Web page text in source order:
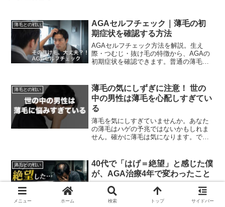
薄毛との戦い
AGAセルフチェック｜薄毛の初
期症状を確認する方法
AGAセルフチェック方法を解説。生え
際・つむじ・抜け毛の特徴から、AGAの
初期症状を確認できます。普通の薄毛と
薄毛との戦い
薄毛の気にしずぎに注意！ 世の
中の男性は薄毛を心配しすぎてい
る
薄毛を気にしすぎていませんか。あなた
の薄毛はハゲの予兆ではないかもしれま
せん。確かに薄毛は気になります。です
薄毛との戦い
40代で「はげ＝絶望」と感じた僕
が、AGA治療4年で変わったこと
40代で薄毛が進行し、「ハゲ＝絶望」と
感じていた僕の体験談。監視カメラ、写
真、ヘルメット…。髪より先にメンタル
メニュー ホーム 検索 トップ サイドバー